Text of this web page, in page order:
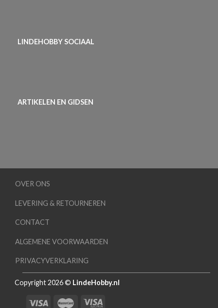
LINDEHOBBY SOCIAAL
ARTIKELEN EN GIDSEN
OVER ONS
LEVERING & RETOURNEREN
CONTACT
ALGEMENE VOORWAARDEN
PRIVACYVERKLARING
Copyright 2026 © LindeHobby.nl